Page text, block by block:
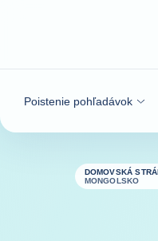
Poistenie pohľadávok
DOMOVSKÁ
MONGOLSKO